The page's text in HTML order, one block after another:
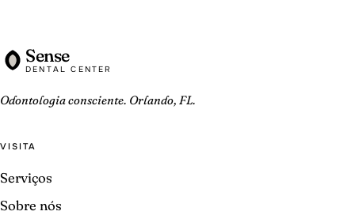
Sense
DENTAL CENTER
Odontologia consciente. Orlando, FL.
VISITA
Serviços
Sobre nós